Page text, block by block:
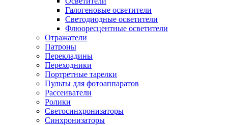
Галогеновые осветители
Светодиодные осветители
Флюоресцентные осветители
Отражатели
Патроны
Перекладины
Переходники
Портретные тарелки
Пульты для фотоаппаратов
Рассеиватели
Ролики
Светосинхронизаторы
Синхронизаторы